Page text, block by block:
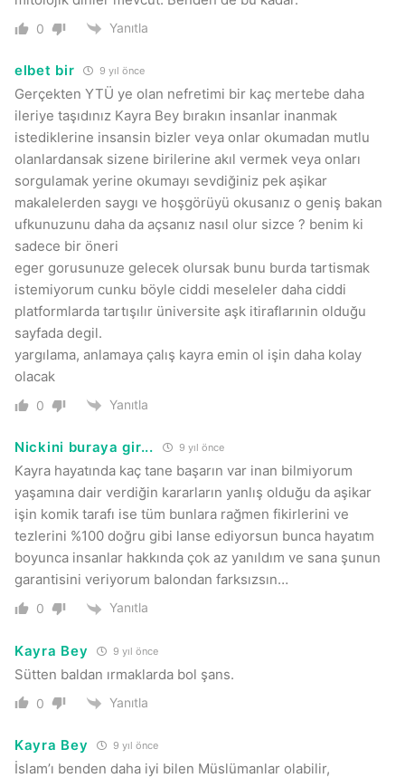
0 Yanıtla
elbet bir 9 yıl önce
Gerçekten YTÜ ye olan nefretimi bir kaç mertebe daha
ileriye taşıdınız Kayra Bey bırakın insanlar inanmak
istediklerine insansin bizler veya onlar okumadan mutlu
olanlardansak sizene birilerine akıl vermek veya onları
sorgulamak yerine okumayı sevdiğiniz pek aşikar
makalelerden saygı ve hoşgörüyü okusanız o geniş bakan
ufkunuzunu daha da açsanız nasıl olur sizce ? benim ki
sadece bir öneri
eger gorusunuze gelecek olursak bunu burda tartismak
istemiyorum cunku böyle ciddi meseleler daha ciddi
platformlarda tartışılır üniversite aşk itiraflarınin olduğu
sayfada degil.
yargılama, anlamaya çalış kayra emin ol işin daha kolay
olacak
0 Yanıtla
Nickini buraya gir... 9 yıl önce
Kayra hayatında kaç tane başarın var inan bilmiyorum
yaşamına dair verdiğin kararların yanlış olduğu da aşikar
işin komik tarafı ise tüm bunlara rağmen fikirlerini ve
tezlerini %100 doğru gibi lanse ediyorsun bunca hayatım
boyunca insanlar hakkında çok az yanıldım ve sana şunun
garantisini veriyorum balondan farksızsın…
0 Yanıtla
Kayra Bey 9 yıl önce
Sütten baldan ırmaklarda bol şans.
0 Yanıtla
Kayra Bey 9 yıl önce
İslam’ı benden daha iyi bilen Müslümanlar olabilir,